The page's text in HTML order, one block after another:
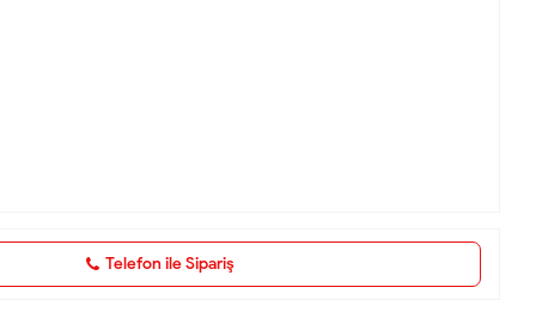
Telefon ile Sipariş